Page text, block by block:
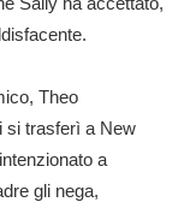
Theo
si trasferì a New
a
gli nega,